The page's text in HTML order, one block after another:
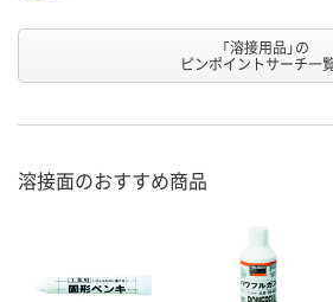
「溶接用品」の
ピンポイントサーチ一
溶接面のおすすめ商品